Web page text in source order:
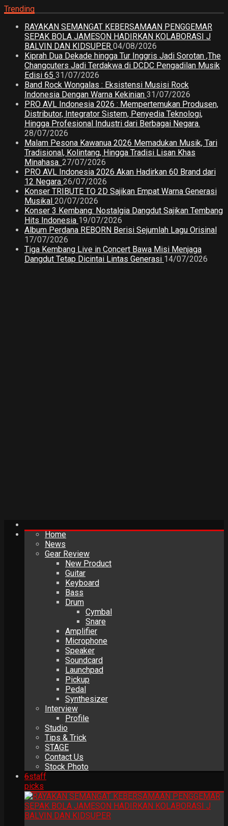
Trending
RAYAKAN SEMANGAT KEBERSAMAAN PENGGEMAR
SEPAK BOLA JAMESON HADIRKAN KOLABORASI J
BALVIN DAN KIDSUPER 04/08/2026
Kiprah Dua Dekade hingga Tur Inggris Jadi Sorotan ,The
Changcuters Jadi Terdakwa di DCDC Pengadilan Musik
Edisi 65 31/07/2026
Band Rock Wongalas : Eksistensi Musisi Rock
Indonesia Dengan Warna Kekinian 31/07/2026
PRO AVL Indonesia 2026 : Mempertemukan Produsen,
Distributor, Integrator Sistem, Penyedia Teknologi,
Hingga Profesional Industri dari Berbagai Negara.
28/07/2026
Malam Pesona Kawanua 2026 Memadukan Musik, Tari
Tradisional, Kolintang, Hingga Tradisi Lisan Khas
Minahasa. 27/07/2026
PRO AVL Indonesia 2026 Akan Hadirkan 60 Brand dari
12 Negara 26/07/2026
Konser TRIBUTE TO 2D Sajikan Empat Warna Generasi
Musikal 20/07/2026
Konser 3 Kembang: Nostalgia Dangdut Sajikan Tembang
Hits Indonesia 19/07/2026
Album Perdana REBORN Berisi Sejumlah Lagu Orisinal
17/07/2026
Tiga Kembang Live in Concert Bawa Misi Menjaga
Dangdut Tetap Dicintai Lintas Generasi 14/07/2026
Home
News
Gear Review
New Product
Guitar
Keyboard
Bass
Drum
Cymbal
Snare
Amplifier
Microphone
Speaker
Soundcard
Launchpad
Pickup
Pedal
Synthesizer
Interview
Profile
Studio
Tips & Trick
STAGE
Contact Us
Stock Photo
6staff
picks